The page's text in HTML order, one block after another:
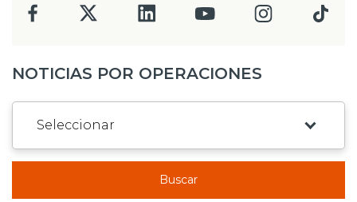
NOTICIAS POR OPERACIONES
Buscar